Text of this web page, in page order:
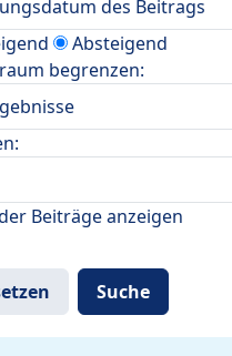
Absteigend
begrenzen:
Beiträge anzeigen